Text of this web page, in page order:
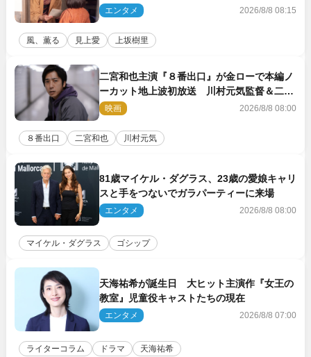
エンタメ 2026/8/8 08:15
風、薫る 見上愛 上坂樹里
二宮和也主演『８番出口』が金ローで本編ノ
ーカット地上波初放送 川村元気監督＆二宮
コメント到着
映画 2026/8/8 08:00
８番出口 二宮和也 川村元気
81歳マイケル・ダグラス、23歳の愛娘キャリ
スと手をつないでガラパーティーに来場
エンタメ 2026/8/8 08:00
マイケル・ダグラス ゴシップ
天海祐希が誕生日 大ヒット主演作『女王の
教室』児童役キャストたちの現在
エンタメ 2026/8/8 07:00
ライターコラム ドラマ 天海祐希